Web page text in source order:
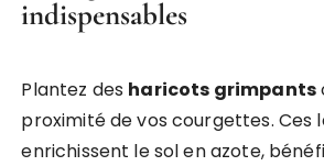
indispensables
Plantez des haricots grimpants
proximité de vos courgettes. Ces
enrichissent le sol en azote,